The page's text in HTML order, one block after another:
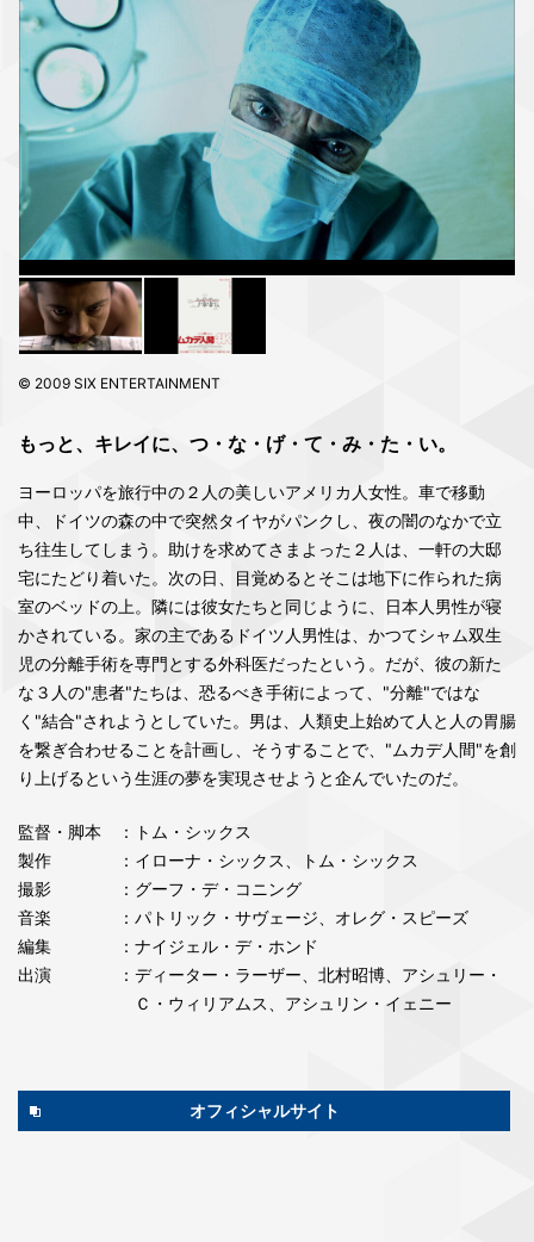
© 2009 SIX ENTERTAINMENT
もっと、キレイに、つ・な・げ・て・み・た・い。
ヨーロッパを旅行中の２人の美しいアメリカ人女性。車で移動
中、ドイツの森の中で突然タイヤがパンクし、夜の闇のなかで立
ち往生してしまう。助けを求めてさまよった２人は、一軒の大邸
宅にたどり着いた。次の日、目覚めるとそこは地下に作られた病
室のベッドの上。隣には彼女たちと同じように、日本人男性が寝
かされている。家の主であるドイツ人男性は、かつてシャム双生
児の分離手術を専門とする外科医だったという。だが、彼の新た
な３人の"患者"たちは、恐るべき手術によって、"分離"ではな
く"結合"されようとしていた。男は、人類史上始めて人と人の胃腸
を繋ぎ合わせることを計画し、そうすることで、"ムカデ人間"を創
り上げるという生涯の夢を実現させようと企んでいたのだ。
監督・脚本
：トム・シックス
製作
：イローナ・シックス、トム・シックス
撮影
：グーフ・デ・コニング
音楽
：パトリック・サヴェージ、オレグ・スピーズ
編集
：ナイジェル・デ・ホンド
出演
：ディーター・ラーザー、北村昭博、アシュリー・
Ｃ・ウィリアムス、アシュリン・イェニー
オフィシャルサイト